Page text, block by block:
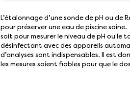
L’étalonnage d’une sonde de pH ou de
pour préserver une eau de piscine
soit pour mesurer le niveau de pH ou le
désinfectant avec des appareils
d’analyses sont indispensables. Il est
les mesures soient fiables pour que le